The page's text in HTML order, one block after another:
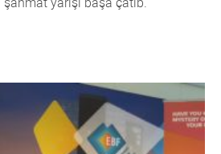
üzrə Ekspert Qrupu